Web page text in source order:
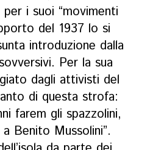
i suoi “movimenti
del 1937 lo si
introduzione dalla
Per la sua
dagli attivisti del
di questa strofa:
farem gli spazzolini,
Benito Mussolini”.